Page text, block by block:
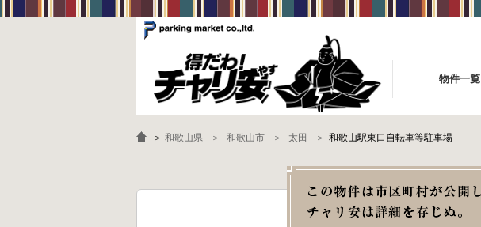
物件一覧
＞ 和歌山県 和歌山市 太田 和歌山駅東口自転車等駐車場